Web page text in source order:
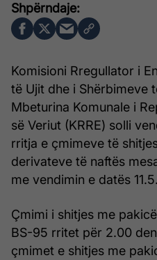
Komisioni Rregullator i
të Ujit dhe i Shërbimeve
Mbeturina Komunale i
së Veriut (KRRE) solli
rritja e çmimeve të
derivateve të naftës
me vendimin e datës
Çmimi i shitjes me
BS-95 rritet për 2.00
çmimet e shitjes me